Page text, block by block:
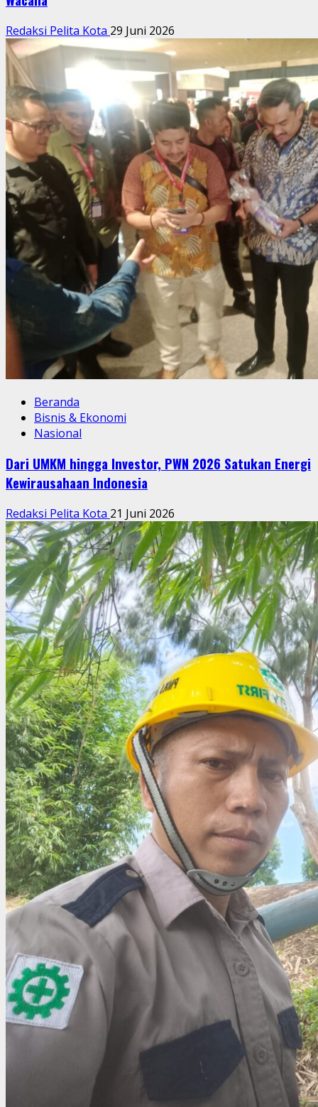
Redaksi Pelita Kota 29 Juni 2026
Beranda
Bisnis & Ekonomi
Nasional
Dari UMKM hingga Investor, PWN 2026 Satukan Energi
Kewirausahaan Indonesia
Redaksi Pelita Kota 21 Juni 2026